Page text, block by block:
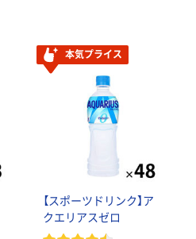
本気プライス
【スポーツドリンク】ア
クエリアスゼロ